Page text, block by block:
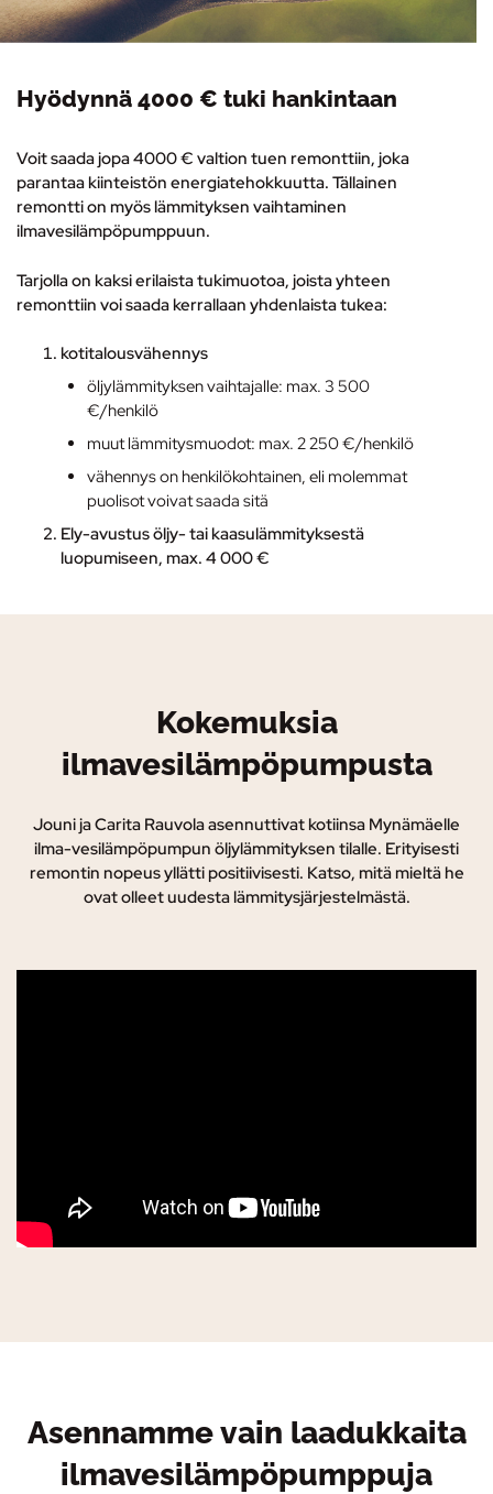
Hyödynnä 4000 € tuki hankintaan
Voit saada jopa 4000 € valtion tuen remonttiin, joka
parantaa kiinteistön energiatehokkuutta. Tällainen
remontti on myös lämmityksen vaihtaminen
ilmavesilämpöpumppuun.
Tarjolla on kaksi erilaista tukimuotoa, joista yhteen
remonttiin voi saada kerrallaan yhdenlaista tukea:
kotitalousvähennys
öljylämmityksen vaihtajalle: max. 3 500
€/henkilö
muut lämmitysmuodot: max. 2 250 €/henkilö
vähennys on henkilökohtainen, eli molemmat
puolisot voivat saada sitä
Ely-avustusöljy- tai kaasulämmityksestä
luopumiseen, max. 4 000 €
Kokemuksia
ilmavesilämpöpumpusta
Jouni ja Carita Rauvola asennuttivat kotiinsa Mynämäelle
ilma-vesilämpöpumpun öljylämmityksen tilalle. Erityisesti
remontin nopeus yllätti positiivisesti. Katso, mitä mieltä he
ovat olleet uudesta lämmitysjärjestelmästä.
Asennamme vain laadukkaita
ilmavesilämpöpumppuja